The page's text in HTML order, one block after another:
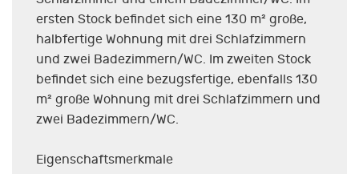
ersten Stock befindet sich eine 130 m² große,
halbfertige Wohnung mit drei Schlafzimmern
und zwei Badezimmern/WC. Im zweiten Stock
befindet sich eine bezugsfertige, ebenfalls 130
m² große Wohnung mit drei Schlafzimmern und
zwei Badezimmern/WC.
Eigenschaftsmerkmale